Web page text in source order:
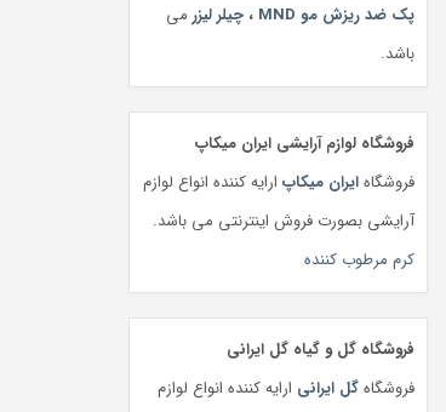
پک ضد ریزش مو MND
، چیلر لیزر می
باشد.
فروشگاه لوازم آرایشی ایران میکاپ
فروشگاهایران میکاپ ارایه کننده انواع لوازم
آرایشی بصورت فروش اینترنتی می باشد.
کرم مرطوب کننده
فروشگاه گل و گیاه گل ایرانی
فروشگاهگل ایرانی ارایه کننده انواع لوازم